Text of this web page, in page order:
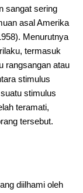
sangat sering
asal Amerika
Menurutnya
termasuk
rangsangan atau
stimulus
stimulus
teramati,
tersebut.
diilhami oleh